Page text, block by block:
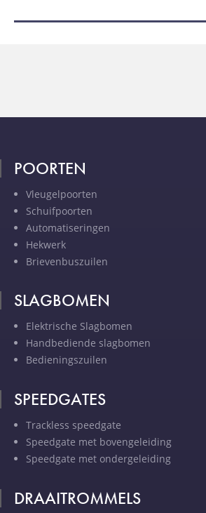
POORTEN
Vleugelpoorten
Schuifpoorten
Automatiseringen
Hekwerk
Brievenbuszuilen
SLAGBOMEN
Elektrische Slagbomen
Handbediende slagbomen
Bedieningszuilen
SPEEDGATES
Trackless speedgate
Speedgate met bovengeleiding
Speedgate met ondergeleiding
DRAAITROMMELS